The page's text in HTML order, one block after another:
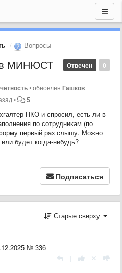
Вопросы
0
Отвечен
МИНЮСТ
•обновленГашков
• 5
НКО и спросил, есть ли в
по сотрудникам (по
первый раз слышу. Можно
будет когда-нибудь?
Подписаться
Старые сверху
№ 336